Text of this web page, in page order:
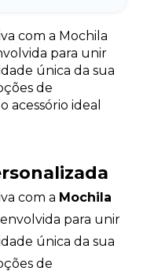
com a Mochila
para unir
única da sua
de
acessório ideal
com a Mochila
para unir
única da sua
de